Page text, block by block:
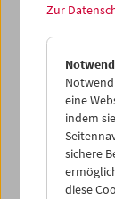
Zur
eine
indem
sichere
diese